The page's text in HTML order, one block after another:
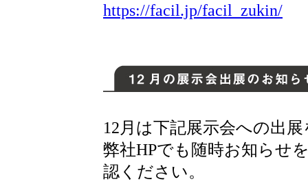
https://facil.jp/facil_zukin/
12月は下記展示会への出
弊社HPでも随時お知らせ
認ください。